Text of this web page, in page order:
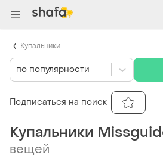
Купальники
вещей
по популярности
Подписаться на поиск
Купальники